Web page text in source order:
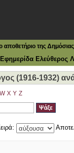
της Δημόσιας
Ελεύθερος
(1916-1932)
W X Y Z